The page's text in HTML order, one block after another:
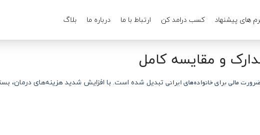
های پیشنهاد کسب درامد کن ارتباط با ما درباره ما بلاگ
ضرورت مالی برای خانواده‌های ایرانی تبدیل شده است. با افزایش شدید هزینه‌های درمان،